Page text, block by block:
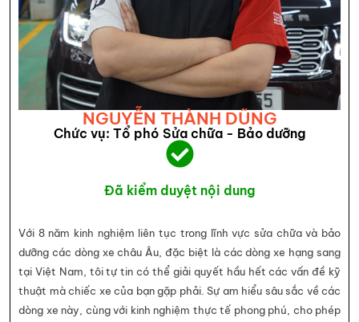
NGUYỄN THÀNH DŨNG
Chức vụ: Tổ phó Sửa chữa - Bảo dưỡng
Đã kiểm duyệt nội dung
Với 8 năm kinh nghiệm liên tục trong lĩnh vực sửa chữa và bảo
dưỡng các dòng xe châu Âu, đặc biệt là các dòng xe hạng sang
tại Việt Nam, tôi tự tin có thể giải quyết hầu hết các vấn đề kỹ
thuật mà chiếc xe của bạn gặp phải. Sự am hiểu sâu sắc về các
dòng xe này, cùng với kinh nghiệm thực tế phong phú, cho phép